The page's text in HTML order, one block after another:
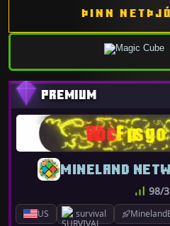
ÞINN
US survival
MINELAND
98/